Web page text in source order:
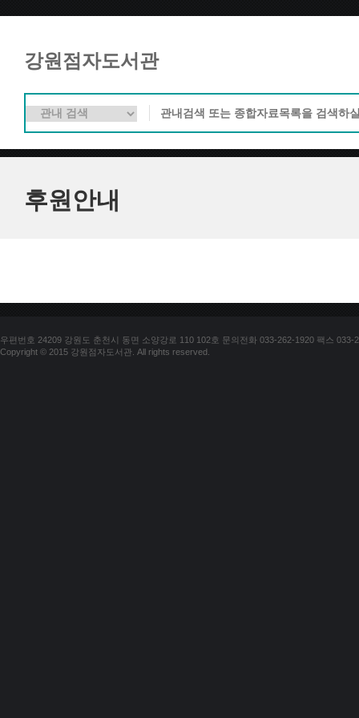
강원점자도서관
후원안내
우편번호 24209 강원도 춘천시 동면 소양강로 110 102호 문의전화 033-262-1920 팩스 033-
Copyright © 2015 강원점자도서관. All rights reserved.